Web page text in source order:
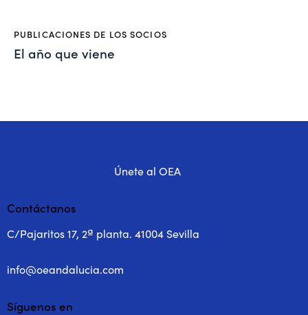
PUBLICACIONES DE LOS SOCIOS
El año que viene
Únete al OEA
Contáctanos
C/Pajaritos 17, 2ª planta. 41004 Sevilla
info@oeandalucia.com
Síguenos en